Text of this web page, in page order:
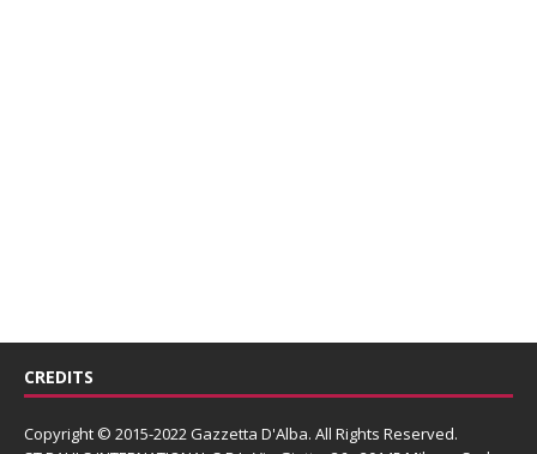
CREDITS
Copyright © 2015-2022 Gazzetta D'Alba. All Rights Reserved.